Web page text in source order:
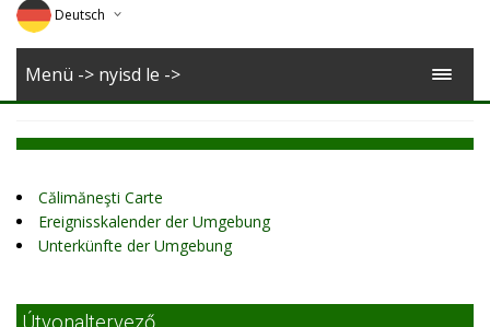
Deutsch
English
Menü -> nyisd le ->
Călimăneşti Carte
Ereignisskalender der Umgebung
Unterkünfte der Umgebung
Útvonaltervező